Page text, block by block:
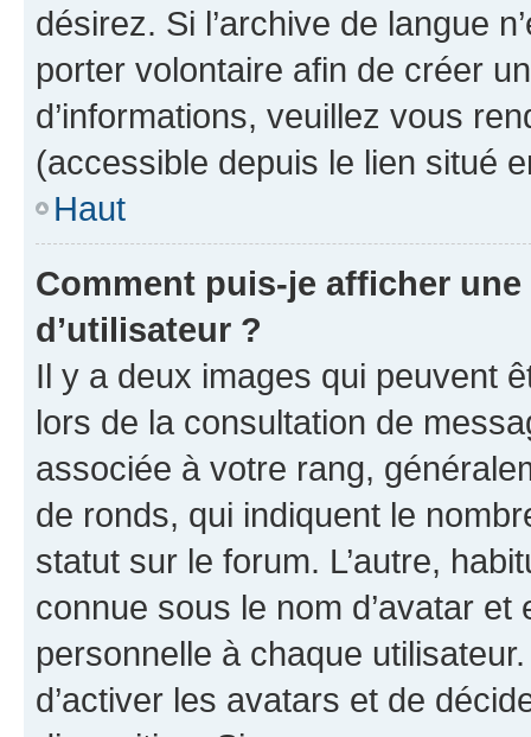
désirez. Si l’archive de langue
porter volontaire afin de créer
d’informations, veuillez vous
(accessible depuis le lien situé
Haut
Comment puis-je afficher
d’utilisateur ?
Il y a deux images qui peuvent
lors de la consultation de
associée à votre rang,
de ronds, qui indiquent le
statut sur le forum. L’autre,
connue sous le nom d’avatar
personnelle à chaque
d’activer les avatars et de